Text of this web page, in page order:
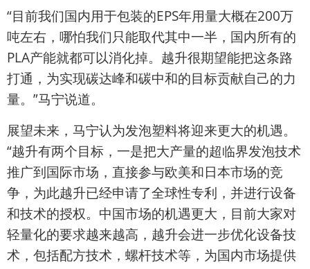
“目前我们国内用于包装的EPS年用量大概在200万
吨左右，哪怕我们只能取代其中一半，国内所有的
PLA产能就都可以消化掉。越升很期望能把这条路
打通，为实现碳达峰和碳中和的目标贡献自己的力
量。”马宁说道。
展望未来，马宁认为发泡塑料将迎来更大的机遇。
“越升有两个目标，一是把大产量的超临界发泡技术
推广到国际市场，直接参与欧美和日本市场的竞
争，为此越升已经申请了全球性专利，并进行设备
和技术的授权。中国市场的机遇更大，目前大家对
轻量化的要求越来越高，越升会进一步优化设备技
术，包括配方技术，螺杆技术等，为国内市场提供